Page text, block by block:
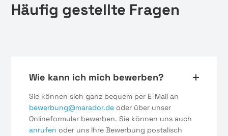
Häufig gestellte Fragen
Wie kann ich mich bewerben?
Sie können sich ganz bequem per E-Mail an
bewerbung@marador.de oder über unser
Onlineformular bewerben. Sie können uns auch
anrufen oder uns Ihre Bewerbung postalisch